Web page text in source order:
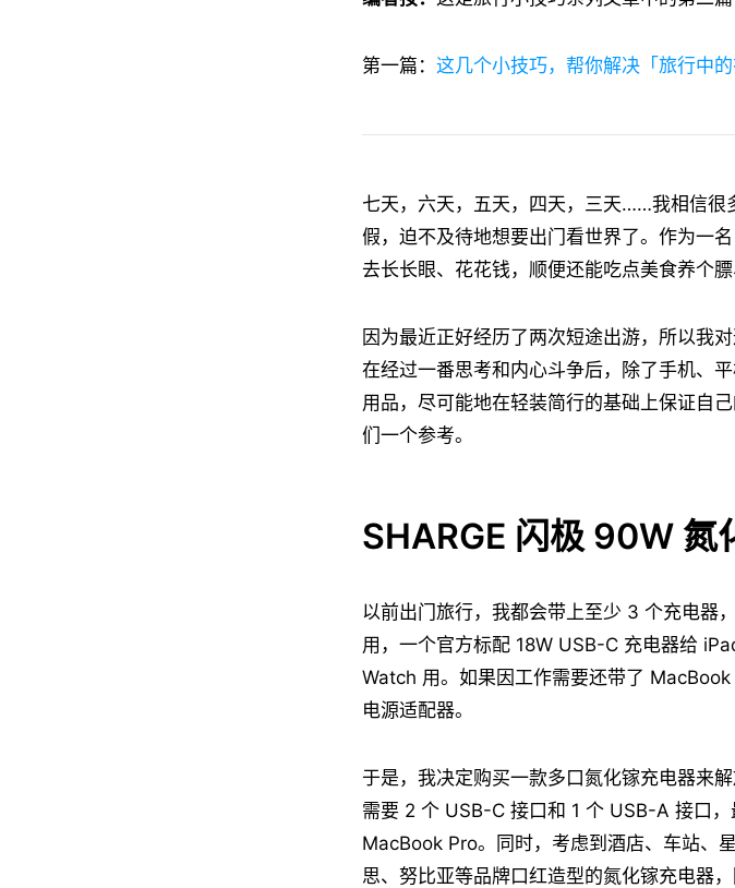
第一篇： 这几个小技巧，帮你解决「旅行中
七天，六天，五天，四天，三天……我相信很
假，迫不及待地想要出门看世界了。作为一
去长长眼、花花钱，顺便还能吃点美食养个膘
因为最近正好经历了两次短途出游，所以我
在经过一番思考和内心斗争后，除了手机、
用品，尽可能地在轻装简行的基础上保证自
们一个参考。
SHARGE 闪极 90W 氮
以前出门旅行，我都会带上至少 3 个充电器
用，一个官方标配 18W USB-C 充电器给
Watch 用。如果因工作需要还带了
电源适配器。
于是，我决定购买一款多口氮化镓充电器来
需要 2 个 USB-C 接口和 1 个 USB-A 接口
MacBook Pro。同时，考虑到酒店、车站、
思、努比亚等品牌口红造型的氮化镓充电器